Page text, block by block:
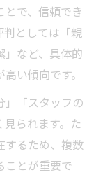
とで、信頼でき
判としては「親
」など、具体的
い傾向です。
」「スタッフの
られます。た
するため、複数
ことが重要で